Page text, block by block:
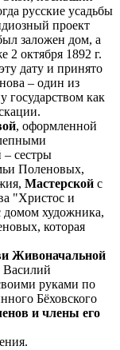
русские усадьбы
проект
заложен дом, а
2 октября 1892 г.
дату и принято
– один из
государством как
, оформленной
сестры
Поленовых,
Мастерской с
"Христос и
домом художника,
которая
Живоначальной
Василий
руками по
Бёховского
и члены его